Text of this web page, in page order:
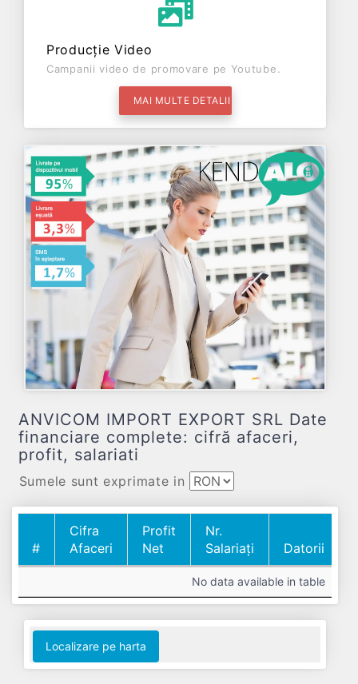
Producție Video
Campanii video de promovare pe Youtube.
MAI MULTE DETALII
ANVICOM IMPORT EXPORT SRL Date
financiare complete: cifră afaceri,
profit, salariati
Sumele sunt exprimate in
#
Cifra
Afaceri
Profit
Net
Nr.
Salariați
Datorii
Afaceri
Net
Nr.
Salariați
Datorii
No data available in table
Localizare pe harta